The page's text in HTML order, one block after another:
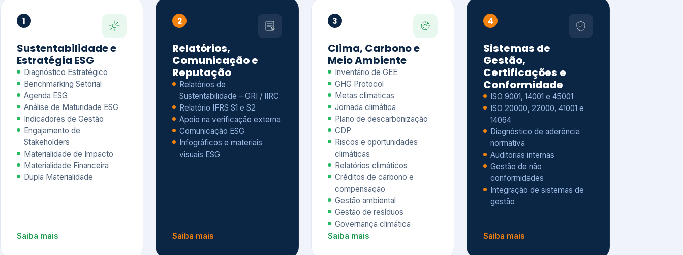
1
Sustentabilidade e
Estratégia ESG
Diagnóstico Estratégico
Benchmarking Setorial
Agenda ESG
Análise de Maturidade ESG
Indicadores de Gestão
Engajamento de
Stakeholders
Materialidade de Impacto
Materialidade Financeira
Dupla Materialidade
Saiba mais
2
Relatórios,
Comunicação e
Reputação
Relatórios de
Sustentabilidade – GRI / IIRC
Relatório IFRS S1 e S2
Apoio na verificação externa
Comunicação ESG
Infográficos e materiais
visuais ESG
Saiba mais
3
Clima, Carbono e
Meio Ambiente
Inventário de GEE
GHG Protocol
Metas climáticas
Jornada climática
Plano de descarbonização
CDP
Riscos e oportunidades
climáticas
Relatórios climáticos
Créditos de carbono e
compensação
Gestão ambiental
Gestão de resíduos
Governança climática
Saiba mais
4
Sistemas de
Gestão,
Certificações e
Conformidade
ISO 9001, 14001 e 45001
ISO 20000, 22000, 41001 e
14064
Diagnóstico de aderência
normativa
Auditorias internas
Gestão de não
conformidades
Integração de sistemas de
gestão
Saiba mais